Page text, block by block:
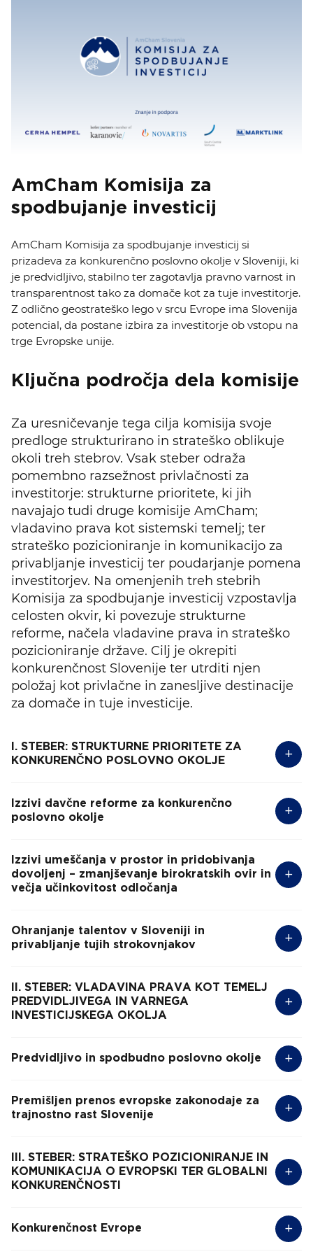
GALERIJA
Želimo postati član
AmCham Komisija za
spodbujanje investicij
AmCham Komisija za spodbujanje investicij si
prizadeva za konkurenčno poslovno okolje v Sloveniji, ki
je predvidljivo, stabilno ter zagotavlja pravno varnost in
transparentnost tako za domače kot za tuje investitorje.
Z odlično geostrateško lego v srcu Evrope ima Slovenija
potencial, da postane izbira za investitorje ob vstopu na
trge Evropske unije.
Ključna področja dela komisije
Za uresničevanje tega cilja komisija svoje
predloge strukturirano in strateško oblikuje
okoli treh stebrov. Vsak steber odraža
pomembno razsežnost privlačnosti za
investitorje: strukturne prioritete, ki jih
navajajo tudi druge komisije AmCham;
vladavino prava kot sistemski temelj; ter
strateško pozicioniranje in komunikacijo za
privabljanje investicij ter poudarjanje pomena
investitorjev. Na omenjenih treh stebrih
Komisija za spodbujanje investicij vzpostavlja
celosten okvir, ki povezuje strukturne
reforme, načela vladavine prava in strateško
pozicioniranje države. Cilj je okrepiti
konkurenčnost Slovenije ter utrditi njen
položaj kot privlačne in zanesljive destinacije
za domače in tuje investicije.
I. STEBER: STRUKTURNE PRIORITETE ZA
KONKURENČNO POSLOVNO OKOLJE
Izzivi davčne reforme za konkurenčno
poslovno okolje
Izzivi umeščanja v prostor in pridobivanja
dovoljenj – zmanjševanje birokratskih ovir in
večja učinkovitost odločanja
Ohranjanje talentov v Sloveniji in
privabljanje tujih strokovnjakov
II. STEBER: VLADAVINA PRAVA KOT TEMELJ
PREDVIDLJIVEGA IN VARNEGA
INVESTICIJSKEGA OKOLJA
Predvidljivo in spodbudno poslovno okolje
Premišljen prenos evropske zakonodaje za
trajnostno rast Slovenije
III. STEBER: STRATEŠKO POZICIONIRANJE IN
KOMUNIKACIJA O EVROPSKI TER GLOBALNI
KONKURENČNOSTI
Konkurenčnost Evrope